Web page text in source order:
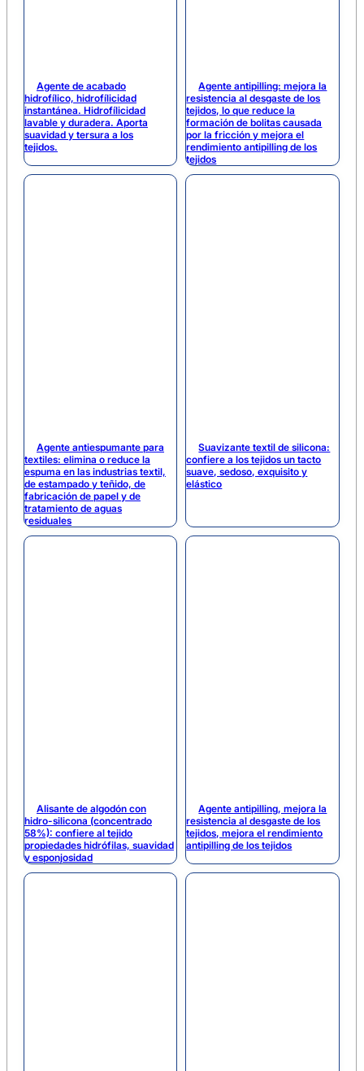
Agente de acabado
hidrofílico, hidrofílicidad
instantánea. Hidrofílicidad
lavable y duradera. Aporta
suavidad y tersura a los
tejidos.
Agente antipilling: mejora la
resistencia al desgaste de los
tejidos, lo que reduce la
formación de bolitas causada
por la fricción y mejora el
rendimiento antipilling de los
tejidos
Agente antiespumante para
textiles: elimina o reduce la
espuma en las industrias textil,
de estampado y teñido, de
fabricación de papel y de
tratamiento de aguas
residuales
Suavizante textil de silicona:
confiere a los tejidos un tacto
suave, sedoso, exquisito y
elástico
Alisante de algodón con
hidro-silicona (concentrado
58%): confiere al tejido
propiedades hidrófilas, suavidad
y esponjosidad
Agente antipilling, mejora la
resistencia al desgaste de los
tejidos, mejora el rendimiento
antipilling de los tejidos